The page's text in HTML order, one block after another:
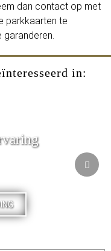
dan contact op met
parkkaarten te
garanderen.
in: